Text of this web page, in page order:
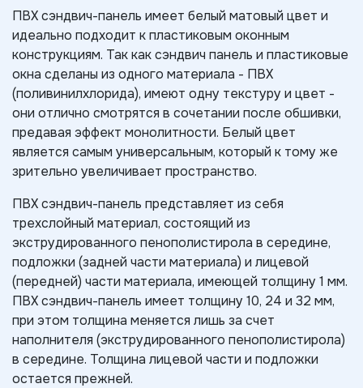
ПВХ сэндвич-панель имеет белый матовый цвет и
идеально подходит к пластиковым оконным
конструкциям. Так как сэндвич панель и пластиковые
окна сделаны из одного материала - ПВХ
(поливинилхлорида), имеют одну текстуру и цвет -
они отлично смотрятся в сочетании после обшивки,
предавая эффект монолитности. Белый цвет
является самым универсальным, который к тому же
зрительно увеличивает пространство.
ПВХ сэндвич-панель представляет из себя
трехслойный материал, состоящий из
экструдированного пенополистирола в середине,
подложки (задней части материала) и лицевой
(передней) части материала, имеющей толщину 1 мм.
ПВХ сэндвич-панель имеет толщину 10, 24 и 32 мм,
при этом толщина меняется лишь за счет
наполнителя (экструдированного пенополистирола)
в середине. Толщина лицевой части и подложки
остается прежней.